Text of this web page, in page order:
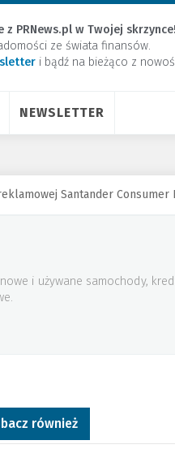
z PRNews.pl w Twojej skrzynce!
ze świata finansów.
​i bądź na bieżąco z
NEWSLETTER
Santander Consumer
i używane samochody,
również